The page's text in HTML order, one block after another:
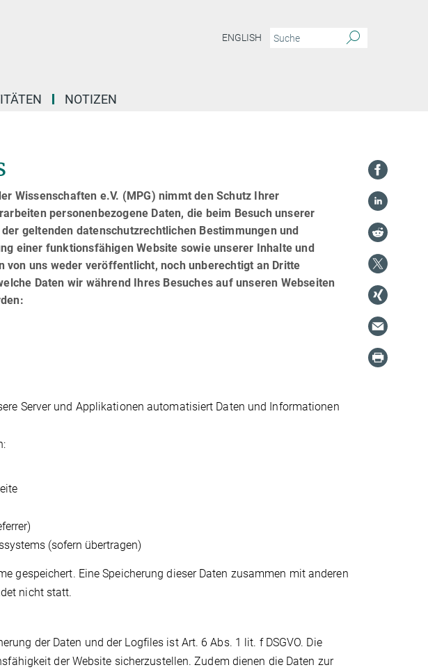
ENGLISH
NOTIZEN
Wissenschaften e.V. (MPG) nimmt den Schutz Ihrer
personenbezogene Daten, die beim Besuch unserer
geltenden datenschutzrechtlichen Bestimmungen und
einer funktionsfähigen Website sowie unserer Inhalte und
uns weder veröffentlicht, noch unberechtigt an Dritte
Daten wir während Ihres Besuches auf unseren Webseiten
Server und Applikationen automatisiert Daten und Informationen
(sofern übertragen)
gespeichert. Eine Speicherung dieser Daten zusammen mit anderen
nicht statt.
der Daten und der Logfiles ist Art. 6 Abs. 1 lit. f DSGVO. Die
der Website sicherzustellen. Zudem dienen die Daten zur